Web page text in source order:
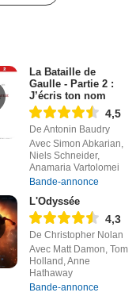
La Bataille de
Gaulle - Partie 2 :
J’écris ton nom
4,5
De Antonin Baudry
Avec Simon Abkarian,
Niels Schneider,
Anamaria Vartolomei
Bande-annonce
L'Odyssée
4,3
De Christopher Nolan
Avec Matt Damon, Tom
Holland, Anne
Hathaway
Bande-annonce